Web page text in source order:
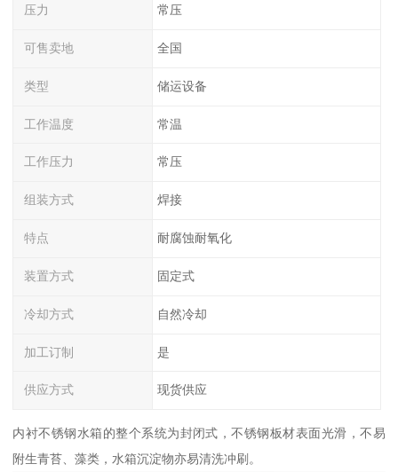
压力 常压
可售卖地 全国
类型 储运设备
工作温度 常温
工作压力 常压
组装方式 焊接
特点 耐腐蚀耐氧化
装置方式 固定式
冷却方式 自然冷却
加工订制 是
供应方式 现货供应
内衬不锈钢水箱的整个系统为封闭式，不锈钢板材表面光滑，不易
附生青苔、藻类，水箱沉淀物亦易清洗冲刷。